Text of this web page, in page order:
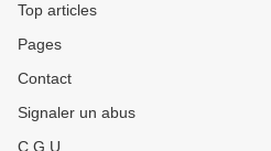
Top articles
Pages
Contact
Signaler un abus
C.G.U.